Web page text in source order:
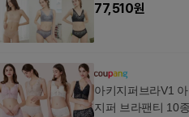
77,510원
아키지퍼브라V1
지퍼 브라팬티 10종